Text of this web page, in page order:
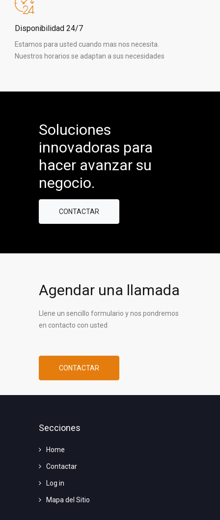
Disponibilidad 24/7
Estamos para usted cuando mas nos necesita.
Nuestros horarios se adaptan a sus necesidades
Soluciones
innovadoras para
hacer avanzar su
negocio.
CONTACTAR
Agendar una llamada
Llene un sencillo formulario y nos pondremos
en contacto con usted
CONTACTAR
Secciones
Home
Contactar
Log in
Mapa del Sitio